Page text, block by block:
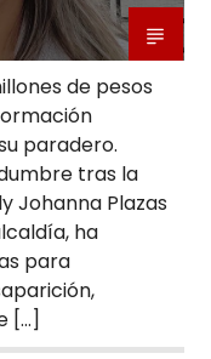
de pesos
paradero.
tras la
Johanna Plazas
ha
para
[…]